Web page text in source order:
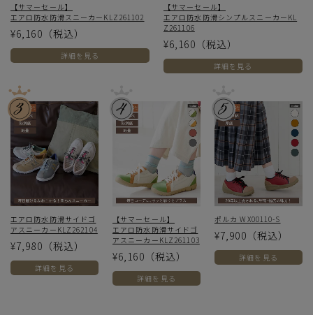
【サマーセール】
エアロ防水防滑スニーカーKLZ261102
¥6,160 （税込）
詳細を見る
【サマーセール】
エアロ防水防滑シンプルスニーカーKL
Z261106
¥6,160 （税込）
詳細を見る
エアロ防水防滑サイドゴ
アスニーカーKLZ262104
¥7,980 （税込）
詳細を見る
【サマーセール】
エアロ防水防滑サイドゴ
アスニーカーKLZ261103
¥6,160 （税込）
詳細を見る
ポルカ WX00110-S
¥7,900 （税込）
詳細を見る